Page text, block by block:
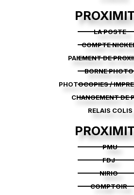
LA POSTE
COMPTE
PAIEMENT DE
BORNE PHOTO
PHOTOCOPIES /
CHANGEMENT DE
RELAIS COLIS
PMU
FDJ
NIRIO
COMPTOIR